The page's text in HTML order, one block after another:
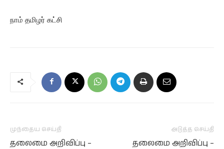
நாம் தமிழர் கட்சி
முந்தைய செய்தி
தலைமை அறிவிப்பு –
அடுத்த செய்தி
தலைமை அறிவிப்பு –